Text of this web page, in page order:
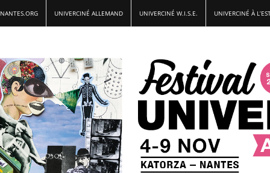
UNIVERCINÉ ALLEMAND UNIVERCINÉ W.I.S.E. UNIVERCINÉ À